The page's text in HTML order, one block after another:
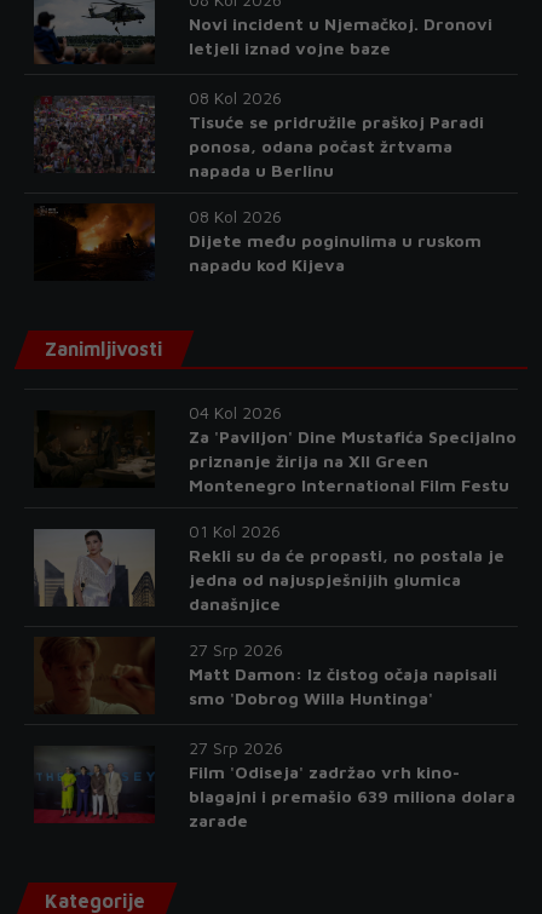
Novi incident u Njemačkoj. Dronovi
letjeli iznad vojne baze
08 Kol 2026
Tisuće se pridružile praškoj Paradi
ponosa, odana počast žrtvama
napada u Berlinu
08 Kol 2026
Dijete među poginulima u ruskom
napadu kod Kijeva
Zanimljivosti
04 Kol 2026
Za 'Paviljon' Dine Mustafića Specijalno
priznanje žirija na XII Green
Montenegro International Film Festu
01 Kol 2026
Rekli su da će propasti, no postala je
jedna od najuspješnijih glumica
današnjice
27 Srp 2026
Matt Damon: Iz čistog očaja napisali
smo 'Dobrog Willa Huntinga'
27 Srp 2026
Film 'Odiseja' zadržao vrh kino-
blagajni i premašio 639 miliona dolara
zarade
Kategorije